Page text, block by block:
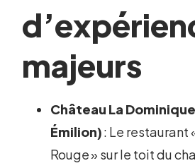
majeurs
Château La
Émilion): Le restaurant
Rouge » sur le toit du